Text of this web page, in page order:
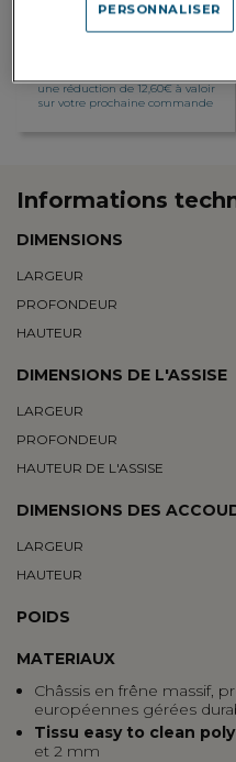
une réduction de 12,60€ à valoir
sur votre prochaine commande
Informations
DIMENSIONS
LARGEUR
PROFONDEUR
HAUTEUR
DIMENSIONS DE L'ASSISE
LARGEUR
PROFONDEUR
HAUTEUR DE L'ASSISE
DIMENSIONS DES
LARGEUR
HAUTEUR
POIDS
MATERIAUX
Châssis en frêne massif,
européennes gérées
Tissu easy to clean
et 2 mm
PERSONNALISER